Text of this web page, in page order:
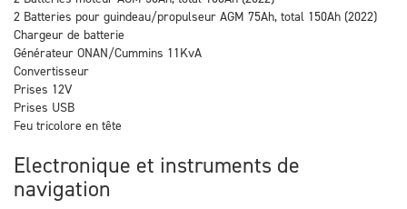
2 Batteries pour guindeau/propulseur AGM 75Ah, total 150Ah (2022)
Chargeur de batterie
Générateur ONAN/Cummins 11KvA
Convertisseur
Prises 12V
Prises USB
Feu tricolore en tête
Electronique et instruments de
navigation